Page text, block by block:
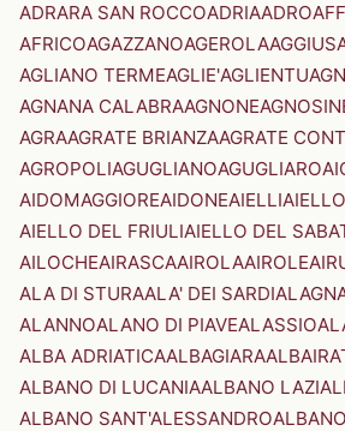
ADRARA SAN ROCCOADRIAADRO
AFRICOAGAZZANOAGEROLAAGGIUS
AGLIANO TERMEAGLIE'AGLIENTU
AGNANA CALABRAAGNONE
AGRAAGRATE BRIANZAAGRATE
AGROPOLIAGUGLIANOAGUGLIARO
AIDOMAGGIOREAIDONEAIELLI
AIELLO DEL FRIULIAIELLO DEL
AILOCHEAIRASCAAIROLAAIROLE
ALA DI STURAALA' DEI SARDI
ALANNOALANO DI PIAVEALASSIO
ALBA ADRIATICAALBAGIARA
ALBANO DI LUCANIAALBANO
ALBANO SANT'ALESSANDRO